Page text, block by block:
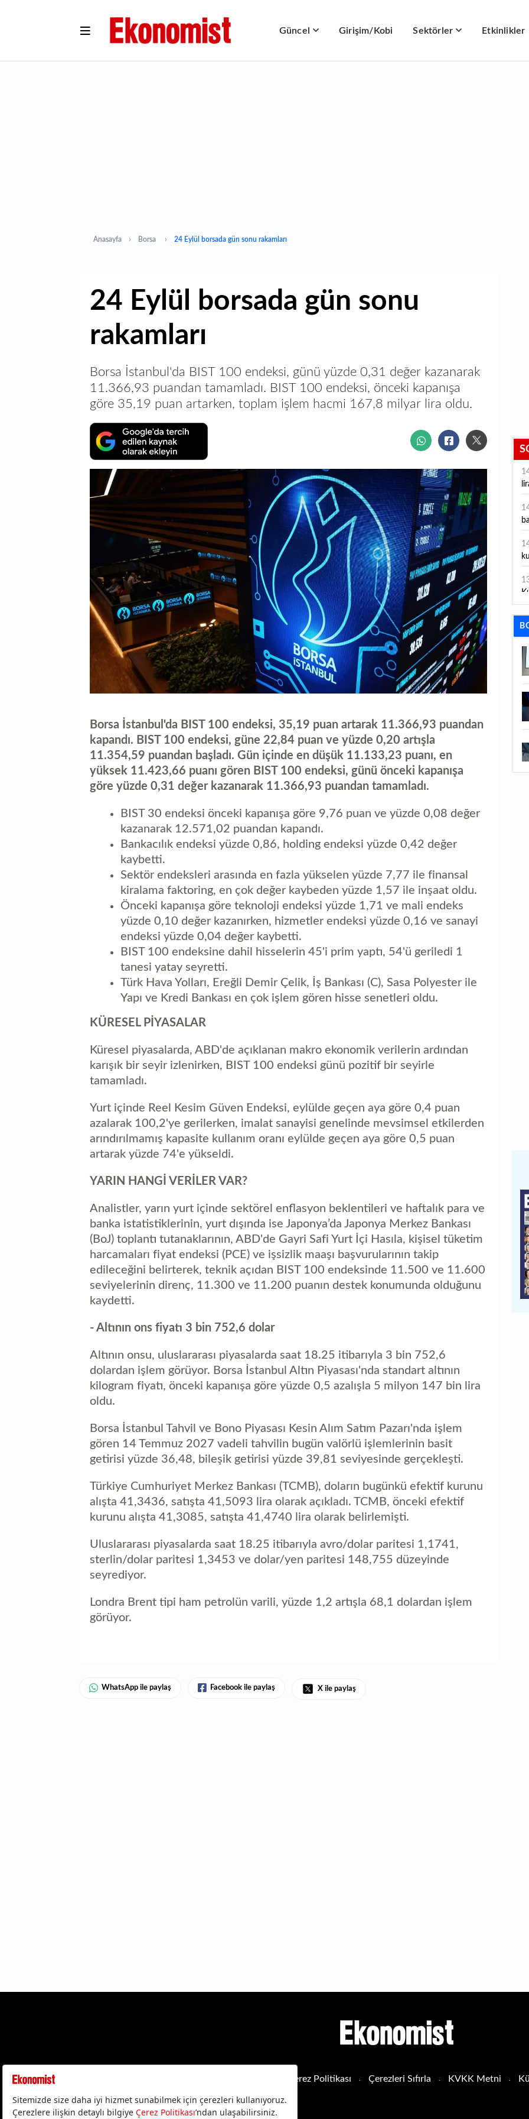
Güncel Girişim/Kobi Sektörler Etkinlikler
Anasayfa Borsa 24 Eylül borsada gün sonu rakamları
24 Eylül borsada gün sonu
rakamları
Borsa İstanbul'da BIST 100 endeksi, günü yüzde 0,31 değer kazanarak
11.366,93 puandan tamamladı. BIST 100 endeksi, önceki kapanışa
göre 35,19 puan artarken, toplam işlem hacmi 167,8 milyar lira oldu.
Borsa İstanbul'da BIST 100 endeksi, 35,19 puan artarak 11.366,93 puandan
kapandı. BIST 100 endeksi, güne 22,84 puan ve yüzde 0,20 artışla
11.354,59 puandan başladı. Gün içinde en düşük 11.133,23 puanı, en
yüksek 11.423,66 puanı gören BIST 100 endeksi, günü önceki kapanışa
göre yüzde 0,31 değer kazanarak 11.366,93 puandan tamamladı.
BIST 30 endeksi önceki kapanışa göre 9,76 puan ve yüzde 0,08 değer
kazanarak 12.571,02 puandan kapandı.
Bankacılık endeksi yüzde 0,86, holding endeksi yüzde 0,42 değer
kaybetti.
Sektör endeksleri arasında en fazla yükselen yüzde 7,77 ile finansal
kiralama faktoring, en çok değer kaybeden yüzde 1,57 ile inşaat oldu.
Önceki kapanışa göre teknoloji endeksi yüzde 1,71 ve mali endeks
yüzde 0,10 değer kazanırken, hizmetler endeksi yüzde 0,16 ve sanayi
endeksi yüzde 0,04 değer kaybetti.
BIST 100 endeksine dahil hisselerin 45'i prim yaptı, 54'ü geriledi 1
tanesi yatay seyretti.
Türk Hava Yolları, Ereğli Demir Çelik, İş Bankası (C), Sasa Polyester ile
Yapı ve Kredi Bankası en çok işlem gören hisse senetleri oldu.
KÜRESEL PİYASALAR
Küresel piyasalarda, ABD'de açıklanan makro ekonomik verilerin ardından
karışık bir seyir izlenirken, BIST 100 endeksi günü pozitif bir seyirle
tamamladı.
Yurt içinde Reel Kesim Güven Endeksi, eylülde geçen aya göre 0,4 puan
azalarak 100,2'ye gerilerken, imalat sanayisi genelinde mevsimsel etkilerden
arındırılmamış kapasite kullanım oranı eylülde geçen aya göre 0,5 puan
artarak yüzde 74'e yükseldi.
YARIN HANGİ VERİLER VAR?
Analistler, yarın yurt içinde sektörel enflasyon beklentileri ve haftalık para ve
banka istatistiklerinin, yurt dışında ise Japonya’da Japonya Merkez Bankası
(BoJ) toplantı tutanaklarının, ABD'de Gayri Safi Yurt İçi Hasıla, kişisel tüketim
harcamaları fiyat endeksi (PCE) ve işsizlik maaşı başvurularının takip
edileceğini belirterek, teknik açıdan BIST 100 endeksinde 11.500 ve 11.600
seviyelerinin direnç, 11.300 ve 11.200 puanın destek konumunda olduğunu
kaydetti.
- Altının ons fiyatı 3 bin 752,6 dolar
Altının onsu, uluslararası piyasalarda saat 18.25 itibarıyla 3 bin 752,6
dolardan işlem görüyor. Borsa İstanbul Altın Piyasası'nda standart altının
kilogram fiyatı, önceki kapanışa göre yüzde 0,5 azalışla 5 milyon 147 bin lira
oldu.
Borsa İstanbul Tahvil ve Bono Piyasası Kesin Alım Satım Pazarı'nda işlem
gören 14 Temmuz 2027 vadeli tahvilin bugün valörlü işlemlerinin basit
getirisi yüzde 36,48, bileşik getirisi yüzde 39,81 seviyesinde gerçekleşti.
Türkiye Cumhuriyet Merkez Bankası (TCMB), doların bugünkü efektif kurunu
alışta 41,3436, satışta 41,5093 lira olarak açıkladı. TCMB, önceki efektif
kurunu alışta 41,3085, satışta 41,4740 lira olarak belirlemişti.
Uluslararası piyasalarda saat 18.25 itibarıyla avro/dolar paritesi 1,1741,
sterlin/dolar paritesi 1,3453 ve dolar/yen paritesi 148,755 düzeyinde
seyrediyor.
Londra Brent tipi ham petrolün varili, yüzde 1,2 artışla 68,1 dolardan işlem
görüyor.
WhatsApp ile paylaş Facebook ile paylaş X ile paylaş
Çerez Politikası Çerezleri Sıfırla KVKK Metni